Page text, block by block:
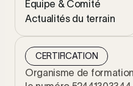
Équipe & Comité
Actualités du terrain
CERTIFICATION
Organisme de